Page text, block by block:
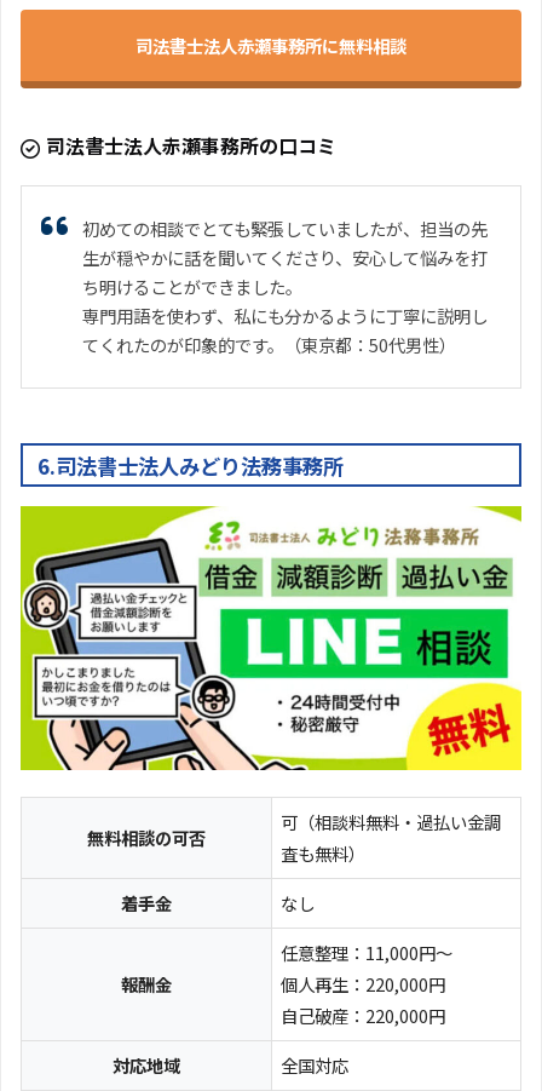
司法書士法人赤瀬事務所に無料相談
司法書士法人赤瀬事務所の口コミ
初めての相談でとても緊張していましたが、担当の先
生が穏やかに話を聞いてくださり、安心して悩みを打
ち明けることができました。
専門用語を使わず、私にも分かるように丁寧に説明し
てくれたのが印象的です。（東京都：50代男性）
6.司法書士法人みどり法務事務所
無料相談の可否
可（相談料無料・過払い金調
査も無料）
着手金
なし
報酬金
任意整理：11,000円～
個人再生：220,000円
自己破産：220,000円
対応地域
全国対応